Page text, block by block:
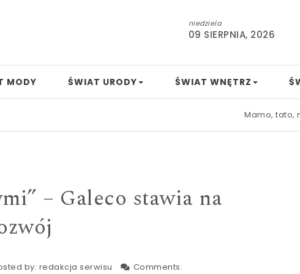
niedziela
09 SIERPNIA, 2026
MODY ŚWIAT URODY ŚWIAT WNĘTRZ
Mamo, tato, nudzi
– Galeco stawia na
by: redakcja serwisu Comments: